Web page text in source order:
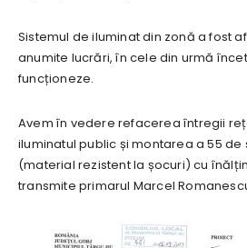
Sistemul de iluminat din zonă a fost
anumite lucrări, în cele din urmă
funcționeze.
Avem în vedere refacerea întregii
iluminatul public și montarea a 55
(material rezistent la șocuri) cu
transmite primarul Marcel